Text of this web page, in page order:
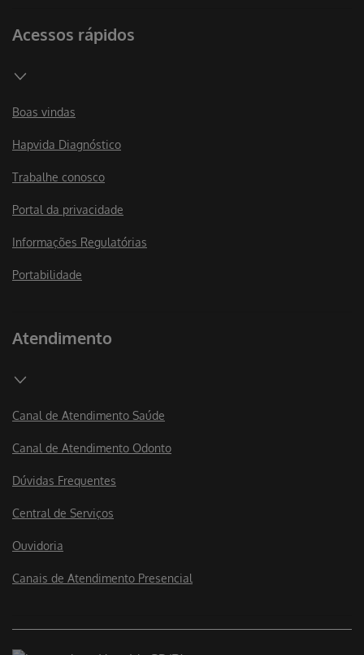
Acessos rápidos
Boas vindas
Hapvida Diagnóstico
Trabalhe conosco
Portal da privacidade
Informações Regulatórias
Portabilidade
Atendimento
Canal de Atendimento Saúde
Canal de Atendimento Odonto
Dúvidas Frequentes
Central de Serviços
Ouvidoria
Canais de Atendimento Presencial